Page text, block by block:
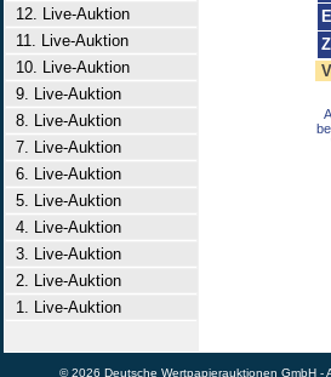
12. Live-Auktion
11. Live-Auktion
10. Live-Auktion
9. Live-Auktion
8. Live-Auktion
7. Live-Auktion
6. Live-Auktion
5. Live-Auktion
4. Live-Auktion
3. Live-Auktion
2. Live-Auktion
1. Live-Auktion
© 2026 Deutsche Wertpapierauktionen GmbH -